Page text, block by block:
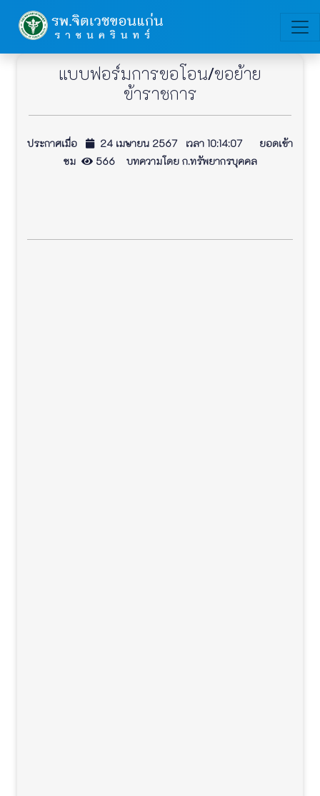
แบบฟอร์มการขอโอน/ขอย้าย
ข้าราชการ
ประกาศเมื่อ
24 เมษายน 2567 เวลา 10:14:07 ยอดเข้า
ชม
566 บทความโดย ก.ทรัพยากรบุคคล